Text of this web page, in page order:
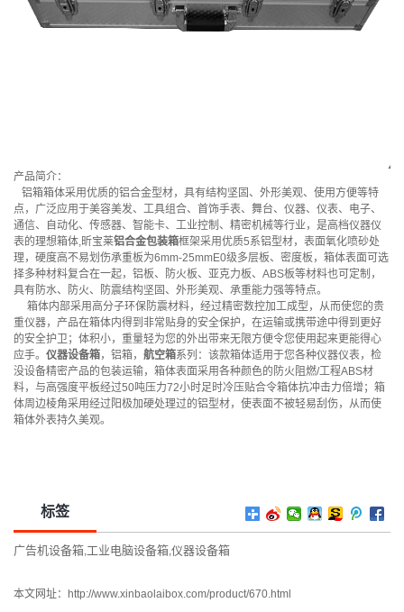
产品简介：
铝箱箱体采用优质的铝合金型材，具有结构坚固、外形美观、使用方便等特
点，广泛应用于美容美发、工具组合、首饰手表、舞台、仪器、仪表、电子、
通信、自动化、传感器、智能卡、工业控制、精密机械等行业，是高档仪器仪
表的理想箱体,昕宝莱铝合金包装箱框架采用优质5系铝型材，表面氧化喷砂处
理，硬度高不易划伤承重板为6mm-25mmE0级多层板、密度板，箱体表面可选
择多种材料复合在一起，铝板、防火板、亚克力板、ABS板等材料也可定制，
具有防水、防火、防震结构坚固、外形美观、承重能力强等特点。
箱体内部采用高分子环保防震材料，经过精密数控加工成型，从而使您的贵
重仪器，产品在箱体内得到非常贴身的安全保护，在运输或携带途中得到更好
的安全护卫；体积小，重量轻为您的外出带来无限方便令您使用起来更能得心
应手。 仪器设备箱，铝箱， 航空箱系列：该款箱体适用于您各种仪器仪表，检
没设备精密产品的包装运输，箱体表面采用各种颜色的防火阻燃/工程ABS材
料，与高强度平板经过50吨压力72小时足时冷压贴合令箱体抗冲击力倍增；箱
体周边棱角采用经过阳极加硬处理过的铝型材，使表面不被轻易刮伤，从而使
箱体外表持久美观。
标签
广告机设备箱,工业电脑设备箱,仪器设备箱
本文网址： http://www.xinbaolaibox.com/product/670.html